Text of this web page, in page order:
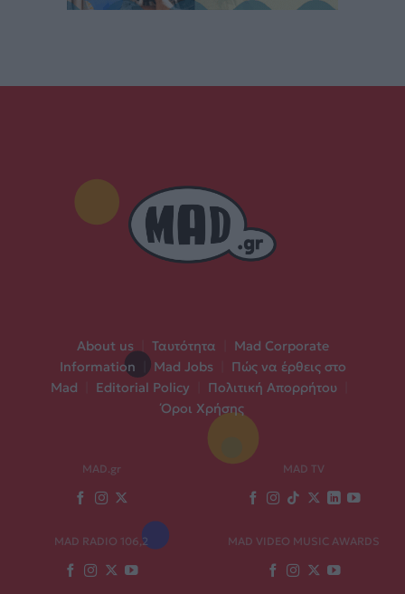
About us Ταυτότητα
Mad Corporate
Information
Mad Jobs
Πώς να έρθεις στο
Mad
Editorial Policy Πολιτική Απορρήτου
Όροι Χρήσης
MAD.gr MAD TV
MAD RADIO 106,2 MAD VIDEO MUSIC AWARDS